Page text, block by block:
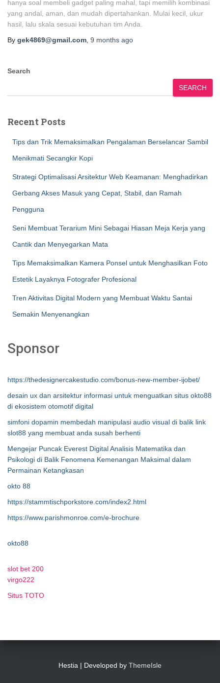
hanya soal membeli gadget paling mahal, tapi memilih kombinasi
yang andal, aman, dan mudah dipertahankan. Mulai kecil, ukur
hasil, lalu skala sesuai kebutuhan tim Anda.
By gek4869@gmail.com 9 months ago
Search
SEARCH
Recent Posts
Tips dan Trik Memaksimalkan Pengalaman Berselancar Sambil
Menikmati Secangkir Kopi
Strategi Optimalisasi Arsitektur Web Keamanan: Menghadirkan
Gerbang Akses Masuk yang Cepat, Stabil, dan Ramah
Pengguna
Seni Membuat Terarium Mini Sebagai Hiasan Meja Kerja yang
Cantik dan Menyegarkan Mata
Tips Memaksimalkan Kamera Ponsel untuk Menghasilkan Foto
Estetik Layaknya Fotografer Profesional
Tren Aktivitas Digital Modern yang Membuat Waktu Santai
Semakin Menyenangkan
Sponsor
https://thedesignercakestudio.com/bonus-new-member-ijobet/
desain ux dan arsitektur informasi untuk menguatkan situs okto88
di ekosistem otomotif digital
simfoni dopamin membedah manipulasi audio visual di balik link
slot88 yang membuat anda susah berhenti
Mengejar Puncak Everest Digital Analisis Matematika dan
Psikologi di Balik Fenomena Kemenangan Maksimal dalam
Permainan Ketangkasan
okto 88
https://stammtischporkstore.com/index2.html
https://www.parishmonroe.com/e-brochure
okto88
slot bet 200
virgo222
Situs TOTO
Hestia | Developed by ThemeIsle